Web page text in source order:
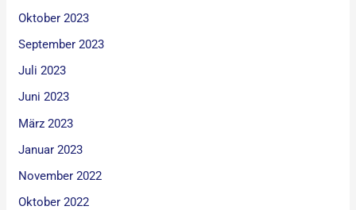
Oktober 2023
September 2023
Juli 2023
Juni 2023
März 2023
Januar 2023
November 2022
Oktober 2022